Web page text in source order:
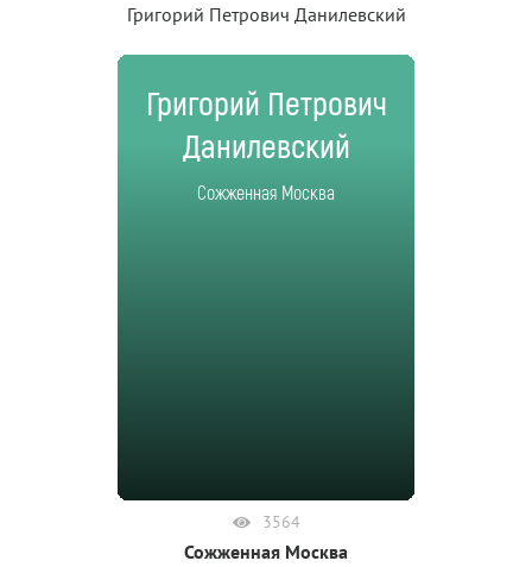
Григорий Петрович Данилевский
Григорий Петрович
Данилевский
Сожженная Москва
3564
Сожженная Москва